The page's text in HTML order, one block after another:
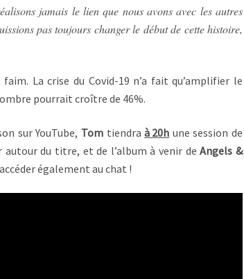
jamais le lien que nous avons avec les autres
pas toujours changer le début de cette histoire,
La crise du Covid-19 n’a fait qu’amplifier le
pourrait croître de 46%.
sur YouTube, Tomtiendraà 20h une session de
autour du titre, et de l’album à venir deAngels &
également au chat !